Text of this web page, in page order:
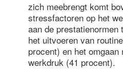
zich meebrengt komt
stressfactoren op het
aan de
het uitvoeren van
procent) en het
werkdruk (41 procent).